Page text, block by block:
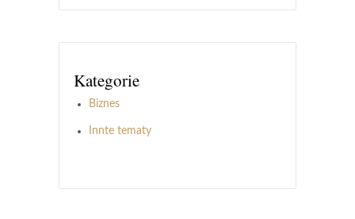
Kategorie
Biznes
Innte tematy